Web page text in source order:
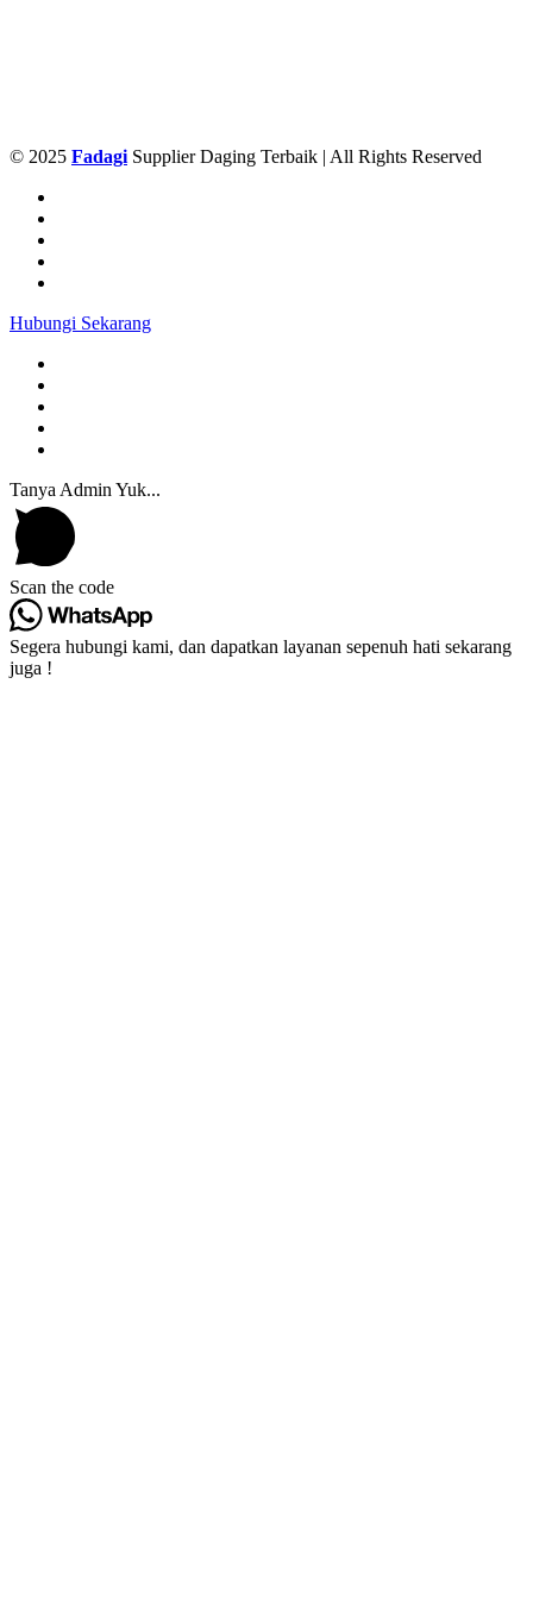
© 2025 Fadagi Supplier Daging Terbaik | All Rights Reserved
Hubungi Sekarang
Tanya Admin Yuk...
Scan the code
Segera hubungi kami, dan dapatkan layanan sepenuh hati sekarang
juga !